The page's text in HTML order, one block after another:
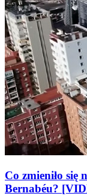
Co zmieniło się
Bernabéu?